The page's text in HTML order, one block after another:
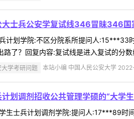
大士兵公安学复试线346冒昧346国
计划学院:不区分院系所提问人
路了？回复内容:复试线是进入复试的分数
学考研问题 本站小编 中国人民公安大学
划调剂招收公共管理学硕的“大学
生士兵计划调剂学院:提问人:17***89时